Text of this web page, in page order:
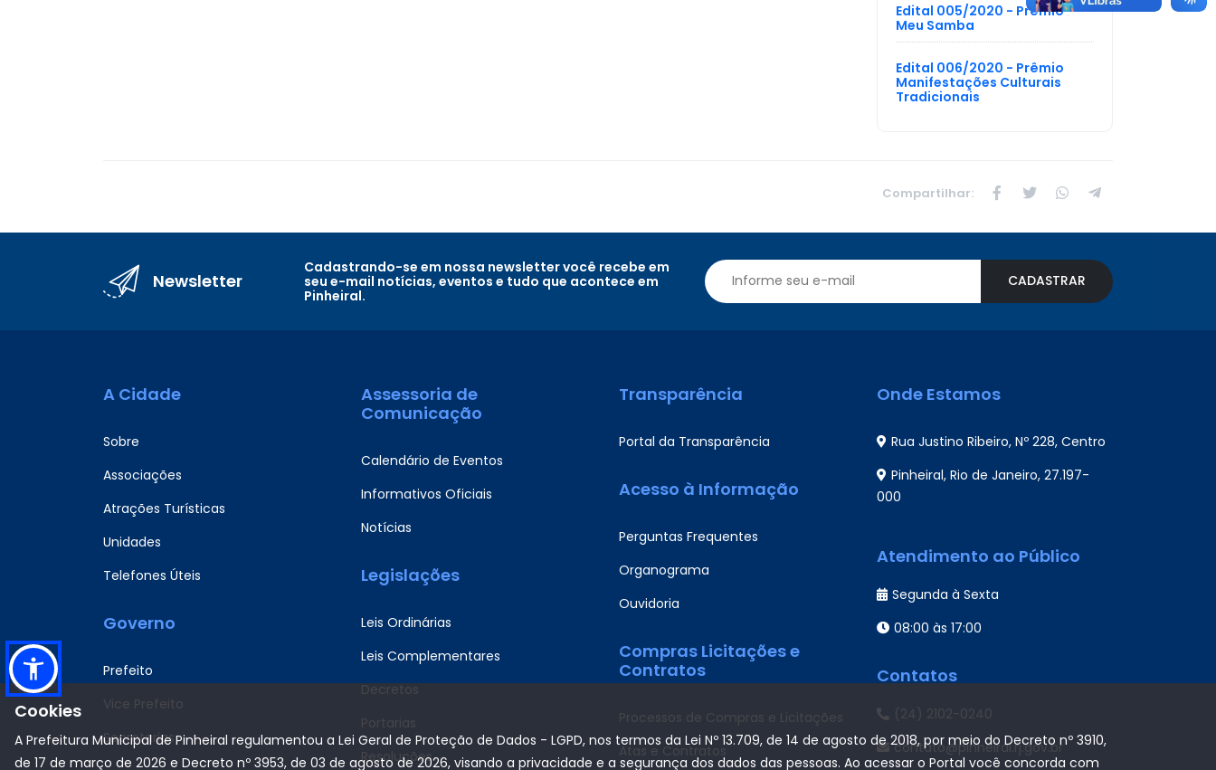
Edital 005/2020 - Prêmio
Meu Samba
Edital 006/2020 - Prêmio
Manifestações Culturais
Tradicionais
Compartilhar:
Newsletter
Cadastrando-se em nossa newsletter você recebe em
seu e-mail notícias, eventos e tudo que acontece em
Pinheiral.
CADASTRAR
A Cidade
Sobre
Associações
Atrações Turísticas
Unidades
Telefones Úteis
Governo
Prefeito
Vice Prefeito
Secretarias
Assessoria de
Comunicação
Calendário de Eventos
Informativos Oficiais
Notícias
Legislações
Leis Ordinárias
Leis Complementares
Decretos
Portarias
Resoluções
Transparência
Portal da Transparência
Acesso à Informação
Perguntas Frequentes
Organograma
Ouvidoria
Compras Licitações e
Contratos
Processos de Compras e Licitações
Atas e Contratos
Onde Estamos
Rua Justino Ribeiro, Nº 228, Centro
Pinheiral, Rio de Janeiro, 27.197-
000
Atendimento ao Público
Segunda à Sexta
08:00 às 17:00
Contatos
(24) 2102-0240
contato@pinheiral.rj.gov.br
Cookies
A Prefeitura Municipal de Pinheiral regulamentou a Lei Geral de Proteção de Dados - LGPD, nos termos da Lei Nº 13.709, de 14 de agosto de 2018, por meio do Decreto nº 3910,
de 17 de março de 2026 e Decreto nº 3953, de 03 de agosto de 2026, visando a privacidade e a segurança dos dados das pessoas. Ao acessar o Portal você concorda com